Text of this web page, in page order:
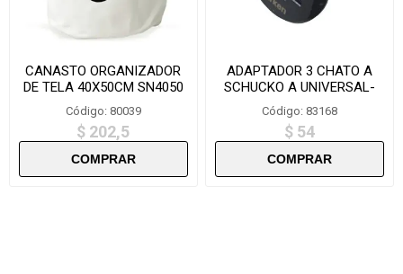
CANASTO ORGANIZADOR
DE TELA 40X50CM SN4050
Código: 80039
$ 202,5
ADAPTADOR 3 CHATO A
SCHUCKO A UNIVERSAL-
L2845 16A
Código: 83168
$ 54